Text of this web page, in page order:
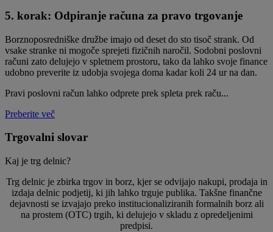
5. korak: Odpiranje računa za pravo trgovanje
Borznoposredniške družbe imajo od deset do sto tisoč strank. Od
vsake stranke ni mogoče sprejeti fizičnih naročil. Sodobni poslovni
računi zato delujejo v spletnem prostoru, tako da lahko svoje finance
udobno preverite iz udobja svojega doma kadar koli 24 ur na dan.
Pravi poslovni račun lahko odprete prek spleta prek raču...
Preberite več
Trgovalni slovar
Kaj je trg delnic?
Trg delnic je zbirka trgov in borz, kjer se odvijajo nakupi, prodaja in
izdaja delnic podjetij, ki jih lahko trguje publika. Takšne finančne
dejavnosti se izvajajo preko institucionaliziranih formalnih borz ali
na prostem (OTC) trgih, ki delujejo v skladu z opredeljenimi
predpisi.